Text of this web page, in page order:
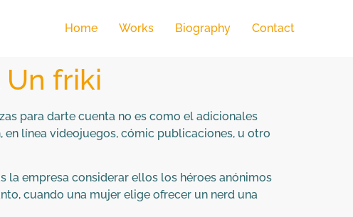
Home Works Biography Contact
friki
para darte cuenta no es como el adicionales
línea videojuegos, cómic publicaciones, u otro
la empresa considerar ellos los héroes anónimos
cuando una mujer elige ofrecer un nerd una